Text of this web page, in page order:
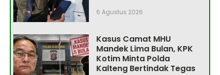
6 Agustus 2026
Kasus Camat MHU
Mandek Lima Bulan, KPK
Kotim Minta Polda
Kalteng Bertindak Tegas